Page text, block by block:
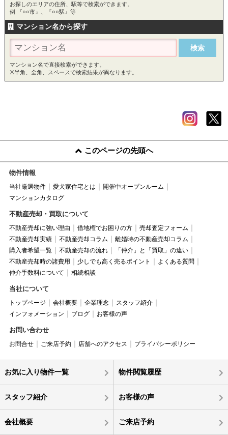
お探しのエリアの住所、駅等で検索ができます。
例 『○○市』、『○○駅』等
マンション名から探す
マンション名で直接検索ができます。
※半角、全角、スペースで検索結果が異なります。
このページの先頭へ
物件情報
当社厳選物件 愛犬家住宅とは
開催中オープンルーム
マンションカタログ
不動産売却・買取について
不動産売却に強い理由 借地権でお困りの方
売却査定フォーム
不動産売却実績
不動産売却コラム
離婚時の不動産売却コラム
購入者希望一覧
不動産売却の流れ
「仲介」と「買取」の違い
不動産売却時の諸費用
少しでも高く売るポイント
よくある質問
仲介手数料について
相続相談
当社について
トップページ 会社概要 企業理念
スタッフ紹介
インフォメーション
ブログ お客様の声
お問い合わせ
お問合せ ご来店予約 店舗へのアクセス プライバシーポリシー
お気に入り物件一覧 物件閲覧履歴
スタッフ紹介 お客様の声
会社概要 ご来店予約